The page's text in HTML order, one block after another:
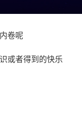
卷呢
或者得到的快乐